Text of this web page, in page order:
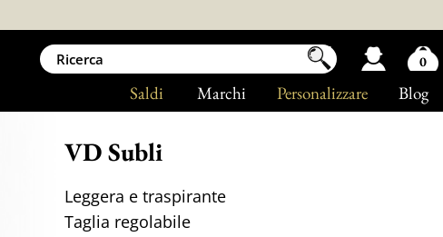
Blog
Personalizzare
Marchi
Saldi
VD Subli
Leggera e traspirante
Taglia regolabile
0